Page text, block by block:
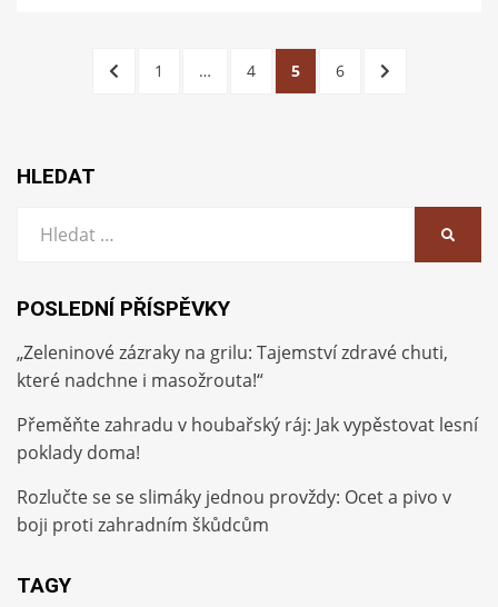
StránkováníPŘEDCHOZÍ
STRÁNKA
1 … STRÁNKA
4 STRÁNKA
5 STRÁNKA
6
DALŠÍ
HLEDAT
POSLEDNÍ PŘÍSPĚVKY
„Zeleninové zázraky na grilu: Tajemství zdravé chuti,
které nadchne i masožrouta!“
Přeměňte zahradu v houbařský ráj: Jak vypěstovat lesní
poklady doma!
Rozlučte se se slimáky jednou provždy: Ocet a pivo v
boji proti zahradním škůdcům
TAGY